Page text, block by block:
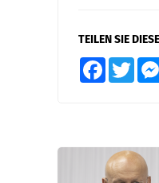
TEILEN SIE
FacebookTwitter